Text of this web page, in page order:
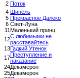
2 Поток
4 Шинель
5 Прекрасное Далёко
6 Свет-Луна
11Маленький принц
12С любимыми не
расставайтесь
13Гадкий Утенок
17Преступление и
наказание
24Декамерон
25Декамерон